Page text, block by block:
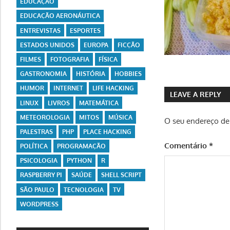
LEAVE A REPLY
O seu endereço
Comentário*
EDUCAÇÃO AERONÁUTICA
ENTREVISTAS
ESPORTES
ESTADOS UNIDOS
EUROPA
FICÇÃO
FILMES
FOTOGRAFIA
FÍSICA
GASTRONOMIA
HISTÓRIA
HOBBIES
HUMOR
INTERNET
LIFE HACKING
LINUX
LIVROS
MATEMÁTICA
METEOROLOGIA
MITOS
MÚSICA
PALESTRAS
PHP
PLACE HACKING
POLÍTICA
PROGRAMAÇÃO
PSICOLOGIA
PYTHON
R
RASPBERRY PI
SAÚDE
SHELL SCRIPT
SÃO PAULO
TECNOLOGIA
TV
WORDPRESS